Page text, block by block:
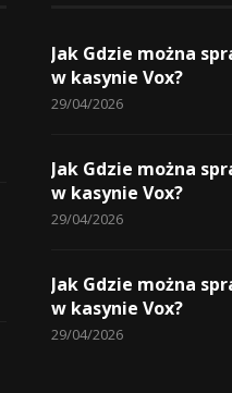
Jak Gdzie można
w kasynie Vox?
29/04/2026
Jak Gdzie można
w kasynie Vox?
29/04/2026
Jak Gdzie można
w kasynie Vox?
29/04/2026